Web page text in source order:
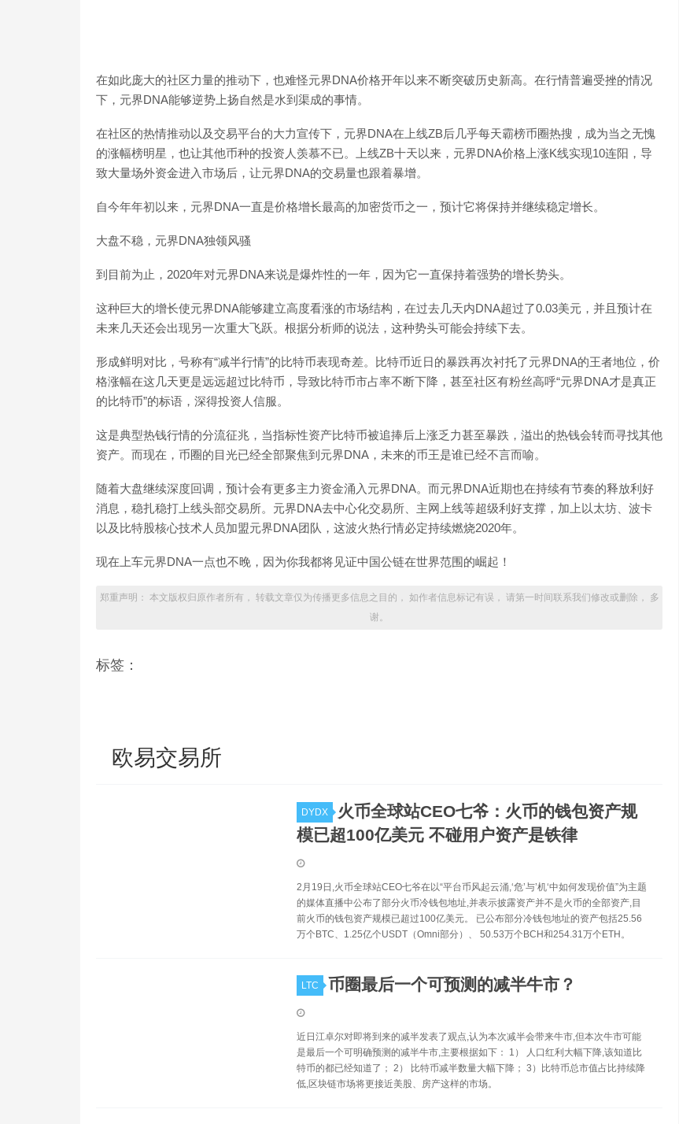
在如此庞大的社区力量的推动下，也难怪元界DNA价格开年以来不断突破历史新高。在行情普遍受挫的情况
下，元界DNA能够逆势上扬自然是水到渠成的事情。
在社区的热情推动以及交易平台的大力宣传下，元界DNA在上线ZB后几乎每天霸榜币圈热搜，成为当之无愧
的涨幅榜明星，也让其他币种的投资人羡慕不已。上线ZB十天以来，元界DNA价格上涨K线实现10连阳，导
致大量场外资金进入市场后，让元界DNA的交易量也跟着暴增。
自今年年初以来，元界DNA一直是价格增长最高的加密货币之一，预计它将保持并继续稳定增长。
大盘不稳，元界DNA独领风骚
到目前为止，2020年对元界DNA来说是爆炸性的一年，因为它一直保持着强势的增长势头。
这种巨大的增长使元界DNA能够建立高度看涨的市场结构，在过去几天内DNA超过了0.03美元，并且预计在
未来几天还会出现另一次重大飞跃。根据分析师的说法，这种势头可能会持续下去。
形成鲜明对比，号称有“减半行情”的比特币表现奇差。比特币近日的暴跌再次衬托了元界DNA的王者地位，价
格涨幅在这几天更是远远超过比特币，导致比特币市占率不断下降，甚至社区有粉丝高呼“元界DNA才是真正
的比特币”的标语，深得投资人信服。
这是典型热钱行情的分流征兆，当指标性资产比特币被追捧后上涨乏力甚至暴跌，溢出的热钱会转而寻找其他
资产。而现在，币圈的目光已经全部聚焦到元界DNA，未来的币王是谁已经不言而喻。
随着大盘继续深度回调，预计会有更多主力资金涌入元界DNA。而元界DNA近期也在持续有节奏的释放利好
消息，稳扎稳打上线头部交易所。元界DNA去中心化交易所、主网上线等超级利好支撑，加上以太坊、波卡
以及比特股核心技术人员加盟元界DNA团队，这波火热行情必定持续燃烧2020年。
现在上车元界DNA一点也不晚，因为你我都将见证中国公链在世界范围的崛起！
郑重声明： 本文版权归原作者所有， 转载文章仅为传播更多信息之目的， 如作者信息标记有误， 请第一时间联系我们修改或删除， 多
谢。
标签：
欧易交易所
DYDX
火币全球站CEO七爷：火币的钱包资产规
模已超100亿美元 不碰用户资产是铁律
2月19日,火币全球站CEO七爷在以“平台币风起云涌,‘危’与’机‘中如何发现价值”为主题
的媒体直播中公布了部分火币冷钱包地址,并表示披露资产并不是火币的全部资产,目
前火币的钱包资产规模已超过100亿美元。 已公布部分冷钱包地址的资产包括25.56
万个BTC、1.25亿个USDT（Omni部分）、 50.53万个BCH和254.31万个ETH。
LTC 币圈最后一个可预测的减半牛市？
近日江卓尔对即将到来的减半发表了观点,认为本次减半会带来牛市,但本次牛市可能
是最后一个可明确预测的减半牛市,主要根据如下： 1） 人口红利大幅下降,该知道比
特币的都已经知道了； 2） 比特币减半数量大幅下降； 3）比特币总市值占比持续降
低,区块链市场将更接近美股、房产这样的市场。